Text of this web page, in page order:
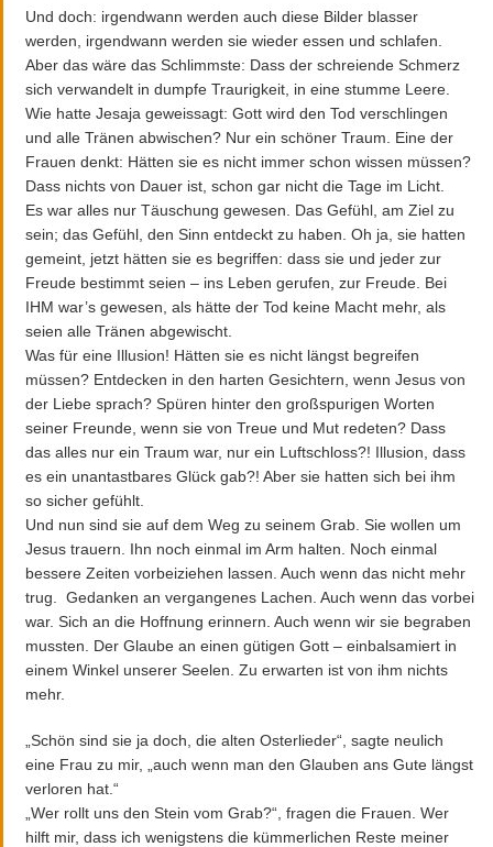
Und doch: irgendwann werden auch diese Bilder blasser
werden, irgendwann werden sie wieder essen und schlafen.
Aber das wäre das Schlimmste: Dass der schreiende Schmerz
sich verwandelt in dumpfe Traurigkeit, in eine stumme Leere.
Wie hatte Jesaja geweissagt: Gott wird den Tod verschlingen
und alle Tränen abwischen? Nur ein schöner Traum. Eine der
Frauen denkt: Hätten sie es nicht immer schon wissen müssen?
Dass nichts von Dauer ist, schon gar nicht die Tage im Licht.
Es war alles nur Täuschung gewesen. Das Gefühl, am Ziel zu
sein; das Gefühl, den Sinn entdeckt zu haben. Oh ja, sie hatten
gemeint, jetzt hätten sie es begriffen: dass sie und jeder zur
Freude bestimmt seien – ins Leben gerufen, zur Freude. Bei
IHM war’s gewesen, als hätte der Tod keine Macht mehr, als
seien alle Tränen abgewischt.
Was für eine Illusion! Hätten sie es nicht längst begreifen
müssen? Entdecken in den harten Gesichtern, wenn Jesus von
der Liebe sprach? Spüren hinter den großspurigen Worten
seiner Freunde, wenn sie von Treue und Mut redeten? Dass
das alles nur ein Traum war, nur ein Luftschloss?! Illusion, dass
es ein unantastbares Glück gab?! Aber sie hatten sich bei ihm
so sicher gefühlt.
Und nun sind sie auf dem Weg zu seinem Grab. Sie wollen um
Jesus trauern. Ihn noch einmal im Arm halten. Noch einmal
bessere Zeiten vorbeiziehen lassen. Auch wenn das nicht mehr
trug. Gedanken an vergangenes Lachen. Auch wenn das vorbei
war. Sich an die Hoffnung erinnern. Auch wenn wir sie begraben
mussten. Der Glaube an einen gütigen Gott – einbalsamiert in
einem Winkel unserer Seelen. Zu erwarten ist von ihm nichts
mehr.
„Schön sind sie ja doch, die alten Osterlieder“, sagte neulich
eine Frau zu mir, „auch wenn man den Glauben ans Gute längst
verloren hat.“
„Wer rollt uns den Stein vom Grab?“, fragen die Frauen. Wer
hilft mir, dass ich wenigstens die kümmerlichen Reste meiner